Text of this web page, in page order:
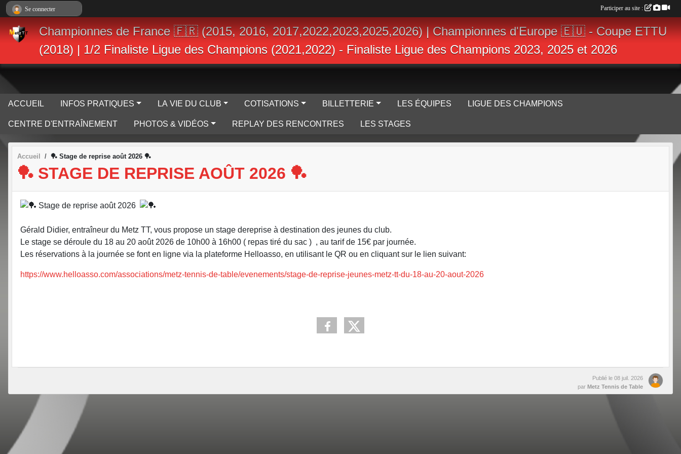
Championnes de France 🇫🇷 (2015, 2016, 2017,2022,2023,2025,2026) | Championnes d'Europe 🇪🇺 - Coupe ETTU
(2018) | 1/2 Finaliste Ligue des Champions (2021,2022) - Finaliste Ligue des Champions 2023, 2025 et 2026
ACCUEIL INFOS PRATIQUES LA VIE DU CLUB COTISATIONS BILLETTERIE LES ÉQUIPES LIGUE DES CHAMPIONS
CENTRE D'ENTRAÎNEMENT PHOTOS & VIDÉOS REPLAY DES RENCONTRES LES STAGES
Accueil 🏓 Stage de reprise août 2026 🏓
🏓 STAGE DE REPRISE AOÛT 2026 🏓
Stage de reprise août 2026
Gérald Didier, entraîneur du Metz TT, vous propose un stage dereprise à destination des jeunes du club.
Le stage se déroule du 18 au 20 août 2026 de 10h00 à 16h00 ( repas tiré du sac ) , au tarif de 15€ par journée.
Les réservations à la journée se font en ligne via la plateforme Helloasso, en utilisant le QR ou en cliquant sur le lien suivant:
https://www.helloasso.com/associations/metz-tennis-de-table/evenements/stage-de-reprise-jeunes-metz-tt-du-18-au-20-aout-2026
Publié le 08 juil. 2026
par Metz Tennis de Table
Se connecter Participer au site :
Panneau de gestion des cookies